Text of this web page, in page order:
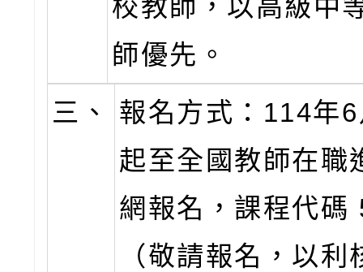
校教師，以高級中
師優先。
三、
報名方式：114年
起至全國教師在職
網報名，課程代碼
（敬請報名，以利